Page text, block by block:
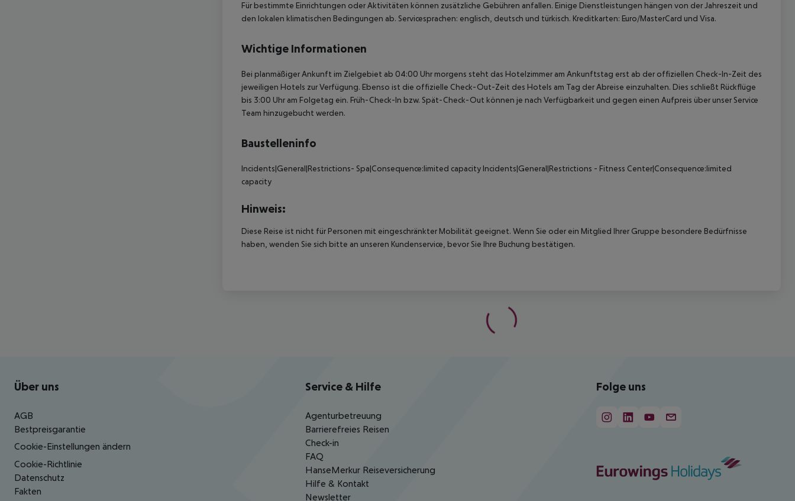
Für bestimmte Einrichtungen oder Aktivitäten können zusätzliche Gebühren anfallen. Einige Dienstleistungen hängen von der Jahreszeit und
den lokalen klimatischen Bedingungen ab. Servicesprachen: englisch, deutsch und türkisch. Kreditkarten: Euro/MasterCard und Visa.
Wichtige Informationen
Bei planmäßiger Ankunft im Zielgebiet ab 04:00 Uhr morgens steht das Hotelzimmer am Ankunftstag erst ab der offiziellen Check-In-Zeit des
jeweiligen Hotels zur Verfügung. Ebenso ist die offizielle Check-Out-Zeit des Hotels am Tag der Abreise einzuhalten. Dies schließt Rückflüge
bis 3:00 Uhr am Folgetag ein. Früh-Check-In bzw. Spät-Check-Out können je nach Verfügbarkeit und gegen einen Aufpreis über unser Service
Team hinzugebucht werden.
Baustelleninfo
Incidents|General|Restrictions- Spa|Consequence:limited capacity Incidents|General|Restrictions - Fitness Center|Consequence:limited
capacity
Hinweis:
Diese Reise ist nicht für Personen mit eingeschränkter Mobilität geeignet. Wenn Sie oder ein Mitglied Ihrer Gruppe besondere Bedürfnisse
haben, wenden Sie sich bitte an unseren Kundenservice, bevor Sie Ihre Buchung bestätigen.
Footer navigation
Über uns
AGB
Bestpreisgarantie
Cookie-Einstellungen ändern
Cookie-Richtlinie
Datenschutz
Fakten
Service & Hilfe
Agenturbetreuung
Barrierefreies Reisen
Check-in
FAQ
HanseMerkur Reiseversicherung
Hilfe & Kontakt
Newsletter
Folge uns